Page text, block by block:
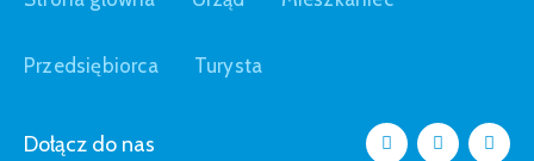
Przedsiębiorca Turysta
Dołącz do nas